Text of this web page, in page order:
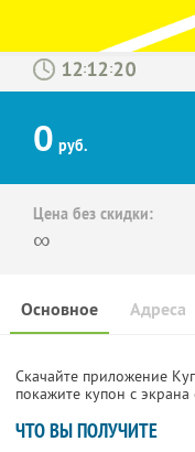
: :
0 руб.
Цена без скидки:
∞
Основное Адреса
Скачайте приложение
покажите купон с
ЧТО ВЫ ПОЛУЧИТЕ